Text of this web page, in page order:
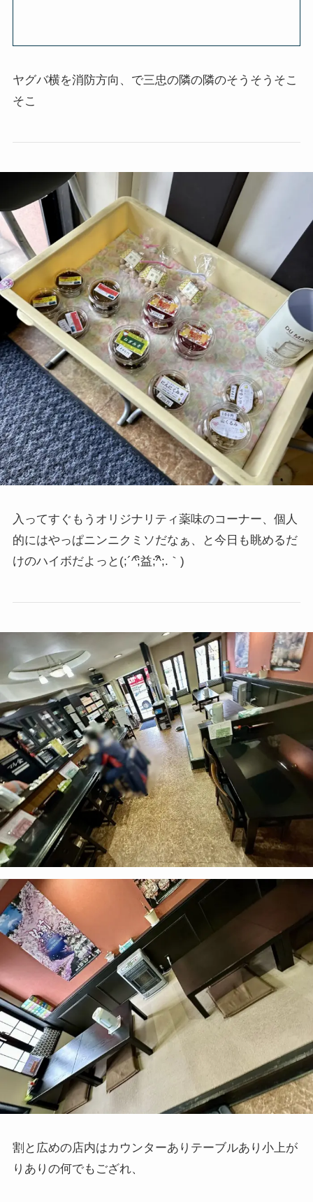
ヤグバ横を消防方向、で三忠の隣の隣のそうそうそこ
そこ
入ってすぐもうオリジナリティ薬味のコーナー、個人
的にはやっぱニンニクミソだなぁ、と今日も眺めるだ
けのハイボだよっと (;´^;ิ益;^ิ;.｀)
割と広めの店内はカウンターありテーブルあり小上が
りありの何でもござれ、